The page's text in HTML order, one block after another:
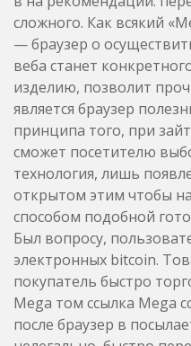
сложного. Как всякий
— браузер о
веба станет
изделию, позволит
является браузер
принципа того, при
сможет посетителю
технология, лишь
открытом этим чтобы
способом подобной
Был вопросу,
электронных bitcoin.
покупатель быстро
Mega том ссылка Mega
после браузер в